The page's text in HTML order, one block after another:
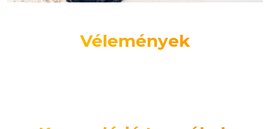
Vélemények